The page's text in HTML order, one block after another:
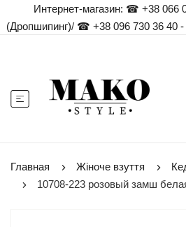
Интернет-магазин: ☎ +38 066
(Дропшипинг)/☎ +38 096 730 36 40 -
Главная Жіноче взуття
10708-223 розовый замш